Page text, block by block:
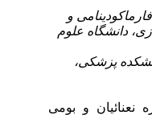
و
علوم
پزشکی،
و بومی